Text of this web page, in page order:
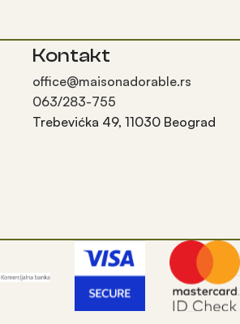
Kontakt
office@maisonadorable.rs
063/283-755
Trebevićka 49, 11030 Beograd